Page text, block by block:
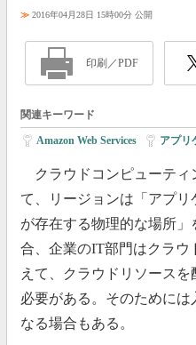
≫ 2016年04月28日 15時00分 公開
印刷／PDF
関連キーワード
Amazon Web Services アプリ
クラウドコンピューティ
て、リージョンは「アプリ
が存在する物理的な場所」
合、企業のIT部門はクラウ
えて、クラウドリソース
必要がある。そのためには
なる場合もある。